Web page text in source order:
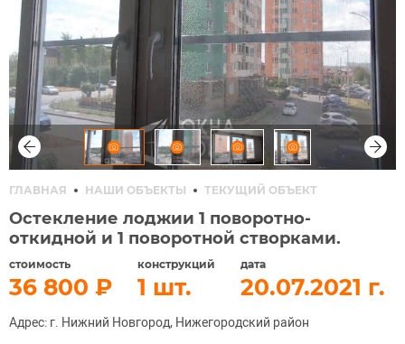
ГЛАВНАЯ НАШИ ОБЪЕКТЫ ТЕКУЩИЙ ОБЪЕКТ
Остекление лоджии 1 поворотно-
откидной и 1 поворотной створками.
стоимость
36 800
конструкций
1
дата
20.07.2021
Адрес: г. Нижний Новгород, Нижегородский район